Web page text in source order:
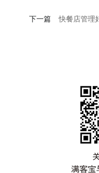
下一篇快餐店管理